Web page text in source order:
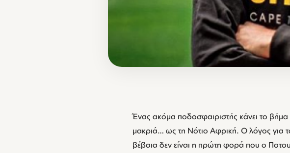
Ένας ακόμα ποδοσφαιριστής κάνει το βήμα
μακριά… ως τη Νότιο Αφρική. Ο λόγος για
βέβαια δεν είναι η πρώτη φορά που ο